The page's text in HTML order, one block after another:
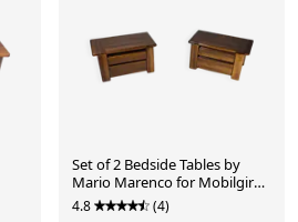
Set of 2 Bedside Tables by
Mario Marenco for Mobilgirgi,
70s
4.8 (4)